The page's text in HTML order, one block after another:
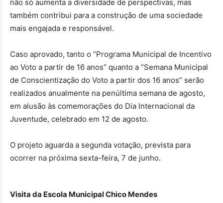
não só aumenta a diversidade de perspectivas, mas
também contribui para a construção de uma sociedade
mais engajada e responsável.
Caso aprovado, tanto o “Programa Municipal de Incentivo
ao Voto a partir de 16 anos” quanto a “Semana Municipal
de Conscientização do Voto a partir dos 16 anos” serão
realizados anualmente na penúltima semana de agosto,
em alusão às comemorações do Dia Internacional da
Juventude, celebrado em 12 de agosto.
O projeto aguarda a segunda votação, prevista para
ocorrer na próxima sexta-feira, 7 de junho.
Visita da Escola Municipal Chico Mendes